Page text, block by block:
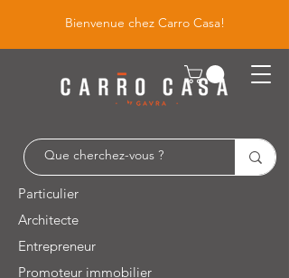
Bienvenue chez Carro Casa!
Particulier
Architecte
Entrepreneur
Promoteur immobilier